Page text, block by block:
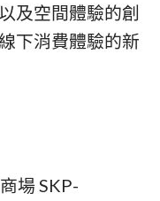
及空間體驗的創
下消費體驗的新
場 SKP-